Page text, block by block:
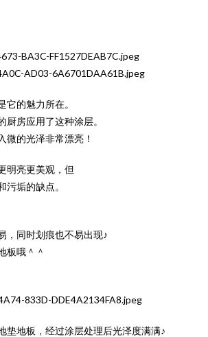
它的魅力所在。
房应用了这种涂层。
微的光泽非常漂亮！
明亮更美观，但
污垢的缺点。
，同时划痕也不易出现♪
板哦＾＾
垫地板，经过涂层处理后光泽度满满♪